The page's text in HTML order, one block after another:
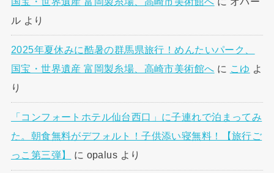
ル より
2025年夏休みに酷暑の群馬県旅行！めんたいパーク、
国宝・世界遺産 富岡製糸場、高崎市美術館へ に こゆ よ
り
「コンフォートホテル仙台西口」に子連れで泊まってみ
た。朝食無料がデフォルト！子供添い寝無料！【旅行ご
っこ第三弾】
に opalus より